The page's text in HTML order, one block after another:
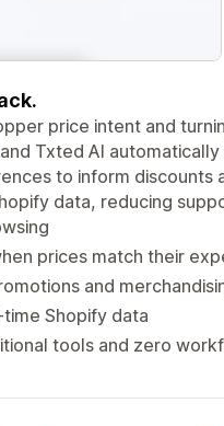
price intent and
Txted AI
to inform discounts
data, reducing
prices match their
and
Shopify data
tools and zero